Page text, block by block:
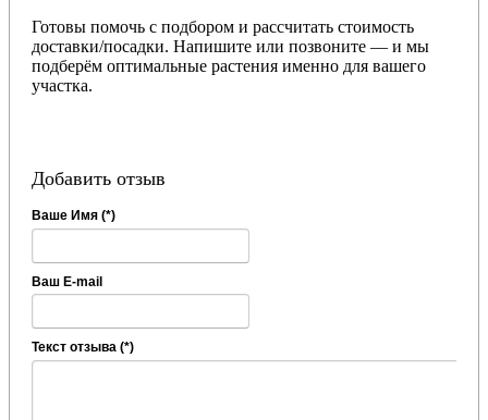
Готовы помочь с подбором и рассчитать стоимость
доставки/посадки. Напишите или позвоните — и мы
подберём оптимальные растения именно для вашего
участка.
Добавить отзыв
Ваше Имя (*)
Ваш E-mail
Текст отзыва (*)